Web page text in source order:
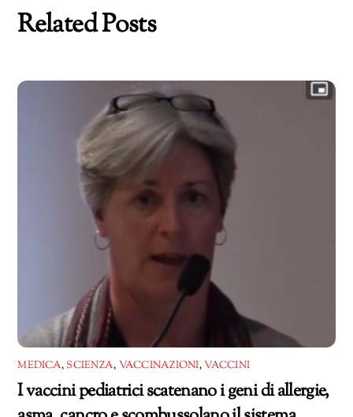
Related Posts
MEDICA,SCIENZA, VACCINAZIONI,VACCINI
I vaccini pediatrici scatenano i geni di allergie,